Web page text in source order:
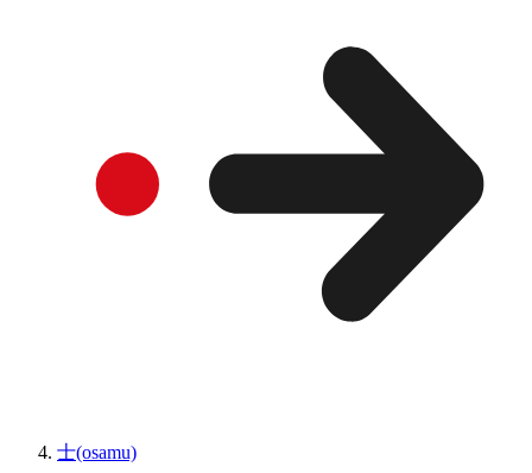
士(osamu)